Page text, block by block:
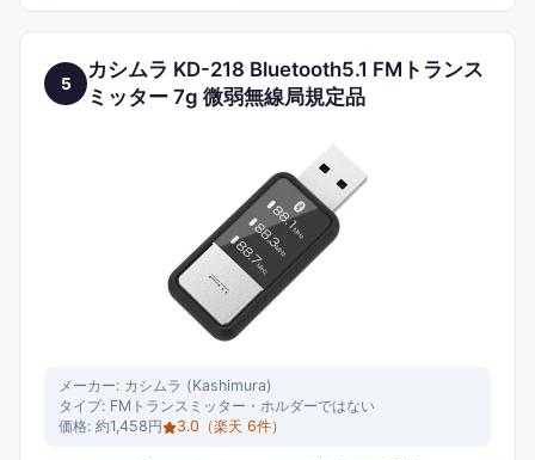
5
カシムラ KD-218 Bluetooth5.1 FMトランス
ミッター 7g 微弱無線局規定品
メーカー: カシムラ (Kashimura)
タイプ: FMトランスミッター・ホルダーではない
価格: 約1,458円 3.0 （楽天 6件）